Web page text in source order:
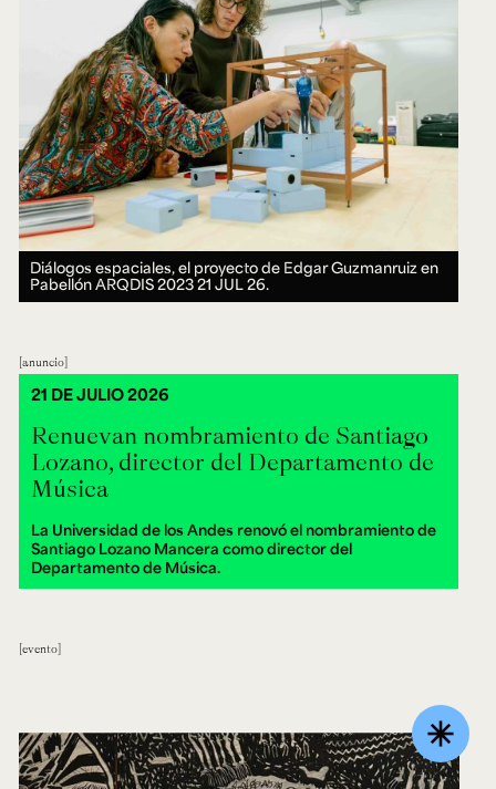
Diálogos espaciales, el proyecto de Edgar Guzmanruiz en
Pabellón ARQDIS 202321 JUL 26.
anuncio
Renuevan nombramiento de Santiago
Lozano, director del Departamento de
Música
La Universidad de los Andes renovó el nombramiento de
Santiago Lozano Mancera como director del
Departamento de Música.
21 DE JULIO 2026
evento
asterisk